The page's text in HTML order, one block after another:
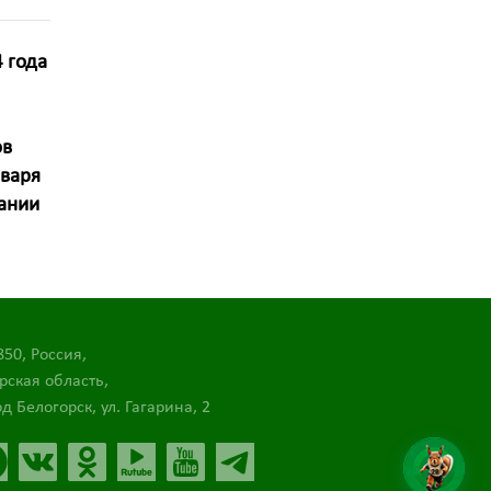
года
Россия,
область,
Белогорск, ул. Гагарина, 2